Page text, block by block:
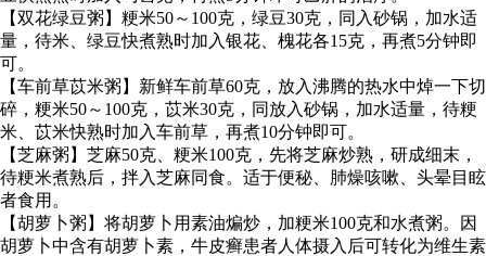
【双花绿豆粥】粳米50～100克，绿豆30克，同入砂锅，加水适
量，待米、绿豆快煮熟时加入银花、槐花各15克，再煮5分钟即
可。
【车前草苡米粥】新鲜车前草60克，放入沸腾的热水中焯一下切
碎，粳米50～100克，苡米30克，同放入砂锅，加水适量，待粳
米、苡米快熟时加入车前草，再煮10分钟即可。
【芝麻粥】芝麻50克、粳米100克，先将芝麻炒熟，研成细末，
待粳米煮熟后，拌入芝麻同食。适于便秘、肺燥咳嗽、头晕目眩
者食用。
【胡萝卜粥】将胡萝卜用素油煸炒，加粳米100克和水煮粥。因
胡萝卜中含有胡萝卜素，牛皮癣患者人体摄入后可转化为维生素